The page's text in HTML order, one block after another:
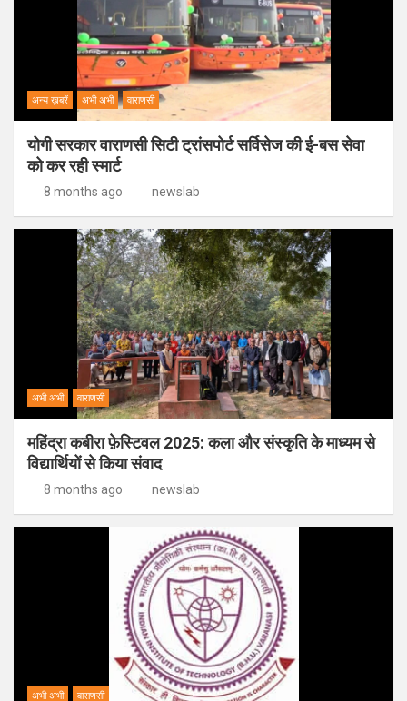
अन्य ख़बरें अभी अभी वाराणसी
योगी सरकार वाराणसी सिटी ट्रांसपोर्ट सर्विसेज की ई-बस सेवा
को कर रही स्मार्ट
8 months ago newslab
अभी अभी वाराणसी
महिंद्रा कबीरा फ़ेस्टिवल 2025: कला और संस्कृति के माध्यम से
विद्यार्थियों से किया संवाद
8 months ago newslab
अभी अभी वाराणसी